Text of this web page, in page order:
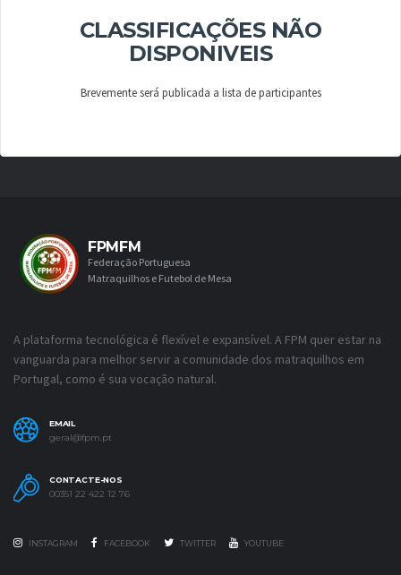
CLASSIFICAÇÕES NÃO
DISPONIVEIS
Brevemente será publicada a lista de participantes
FPMFM
Federação Portuguesa
Matraquilhos e Futebol de Mesa
A plataforma tecnológica é flexível e expansível. A FPM quer estar na
vanguarda para melhor servir a comunidade dos matraquilhos em
Portugal, como é sua vocação natural.
EMAIL
geral@fpm.pt
CONTACTE-NOS
00351 22 422 12 76
INSTAGRAM FACEBOOK TWITTER YOUTUBE